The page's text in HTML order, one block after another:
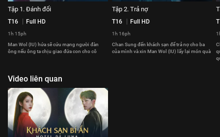
Tập 1. Đánh đổi
T16 Full HD
1h 15ph
Man Wol (IU) hứa sẽ cứu mạng người đàn
ông nếu ông ta chịu giao đứa con cho cô
Tập 2. Trả nợ
T16 Full HD
1h 16ph
Chan Sung đến khách sạn để trả nợ cho ba
của mình và xin Man Wol (IU) lấy lại món quà
Video liên quan